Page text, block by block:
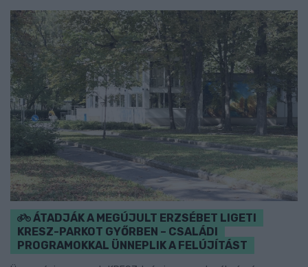
ÁTADJÁK A MEGÚJULT ERZSÉBET LIGETI
KRESZ-PARKOT GYŐRBEN – CSALÁDI
PROGRAMOKKAL ÜNNEPLIK A FELÚJÍTÁST